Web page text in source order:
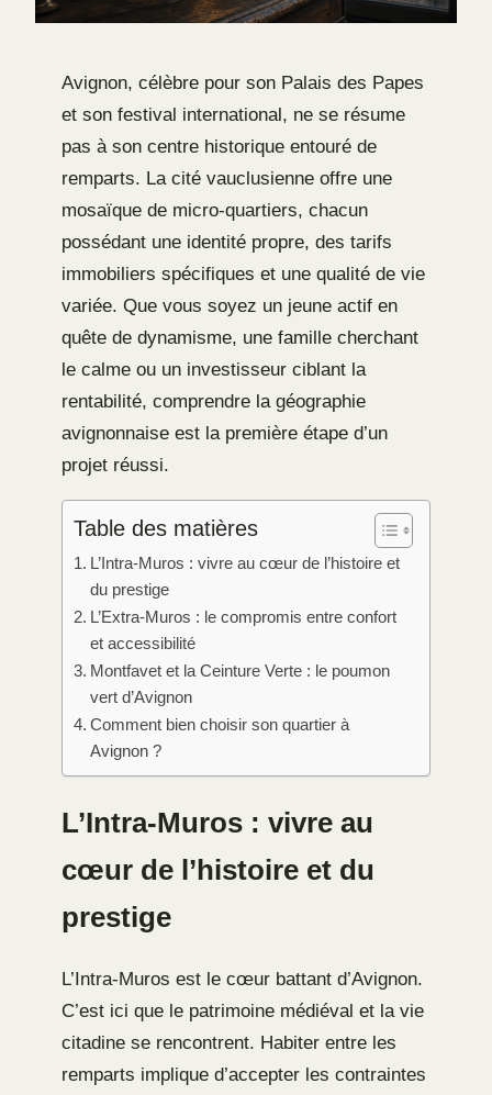
Avignon, célèbre pour son Palais des Papes
et son festival international, ne se résume
pas à son centre historique entouré de
remparts. La cité vauclusienne offre une
mosaïque de micro-quartiers, chacun
possédant une identité propre, des tarifs
immobiliers spécifiques et une qualité de vie
variée. Que vous soyez un jeune actif en
quête de dynamisme, une famille cherchant
le calme ou un investisseur ciblant la
rentabilité, comprendre la géographie
avignonnaise est la première étape d’un
projet réussi.
Table des matières
L’Intra-Muros : vivre au cœur de l’histoire et
du prestige
L’Extra-Muros : le compromis entre confort
et accessibilité
Montfavet et la Ceinture Verte : le poumon
vert d’Avignon
Comment bien choisir son quartier à
Avignon ?
L’Intra-Muros : vivre au
cœur de l’histoire et du
prestige
L’Intra-Muros est le cœur battant d’Avignon.
C’est ici que le patrimoine médiéval et la vie
citadine se rencontrent. Habiter entre les
remparts implique d’accepter les contraintes